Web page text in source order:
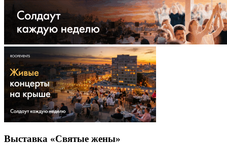
Выставка «Святые жены»